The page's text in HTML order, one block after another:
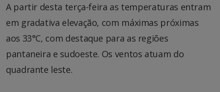
A partir desta terça-feira as temperaturas entram
em gradativa elevação, com máximas próximas
aos 33°C, com destaque para as regiões
pantaneira e sudoeste. Os ventos atuam do
quadrante leste.